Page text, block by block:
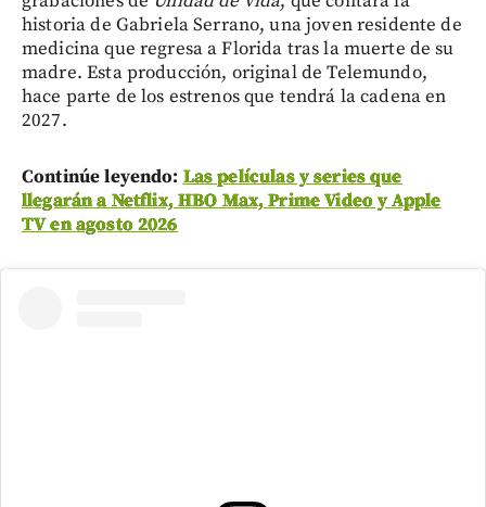
historia de Gabriela Serrano, una joven residente de
medicina que regresa a Florida tras la muerte de su
madre. Esta producción, original de Telemundo,
hace parte de los estrenos que tendrá la cadena en
2027.
Continúe leyendo: Las películas y series que
llegarán a Netflix, HBO Max, Prime Video y Apple
TV en agosto 2026